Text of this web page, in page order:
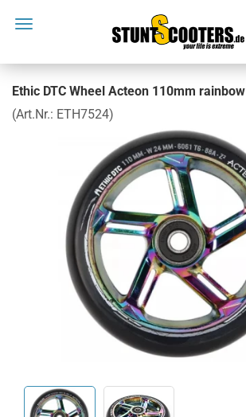
Ethic DTC Wheel Acteon 110mm rainbow
(Art.Nr.: ETH7524)